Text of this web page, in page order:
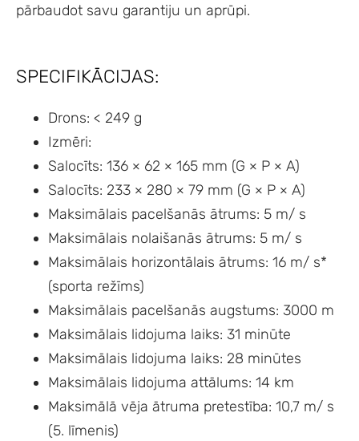
pārbaudot savu garantiju un aprūpi.
SPECIFIKĀCIJAS:
Drons: < 249 g
Izmēri:
Salocīts: 136 × 62 × 165 mm (G × P × A)
Salocīts: 233 × 280 × 79 mm (G × P × A)
Maksimālais pacelšanās ātrums: 5 m/ s
Maksimālais nolaišanās ātrums: 5 m/ s
Maksimālais horizontālais ātrums: 16 m/ s*
(sporta režīms)
Maksimālais pacelšanās augstums: 3000 m
Maksimālais lidojuma laiks: 31 minūte
Maksimālais lidojuma laiks: 28 minūtes
Maksimālais lidojuma attālums: 14 km
Maksimālā vēja ātruma pretestība: 10,7 m/ s
(5. līmenis)